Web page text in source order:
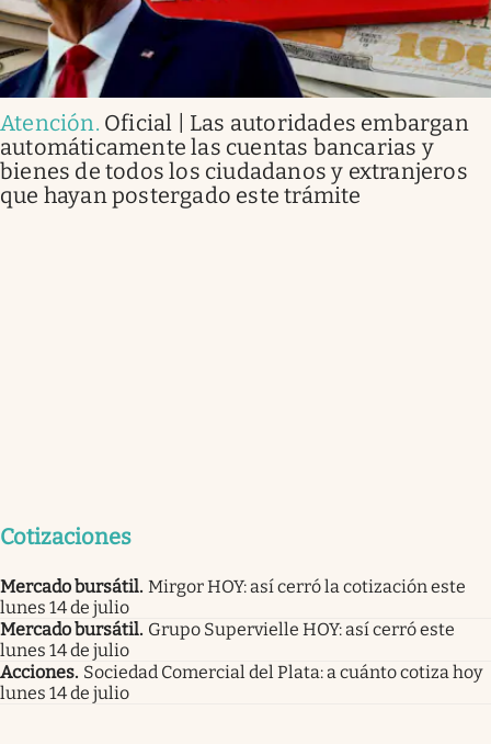
Atención. Oficial | Las autoridades embargan
automáticamente las cuentas bancarias y
bienes de todos los ciudadanos y extranjeros
que hayan postergado este trámite
Cotizaciones
Mercado bursátil. Mirgor HOY: así cerró la cotización este
lunes 14 de julio
Mercado bursátil. Grupo Supervielle HOY: así cerró este
lunes 14 de julio
Acciones. Sociedad Comercial del Plata: a cuánto cotiza hoy
lunes 14 de julio